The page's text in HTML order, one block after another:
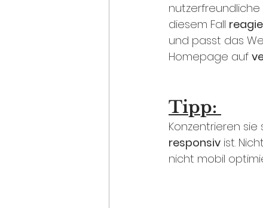
diesem Fall
und passt das
Homepage auf
Tipp:
Konzentrieren sie
responsiv ist.
nicht mobil